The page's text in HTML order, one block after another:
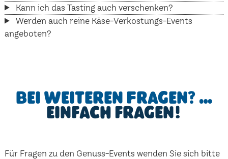
Kann ich das Tasting auch verschenken?
Werden auch reine Käse-Verkostungs-Events
angeboten?
Bei weiteren Fragen? …
einfach fragen!
Für Fragen zu den Genuss-Events wenden Sie sich bitte